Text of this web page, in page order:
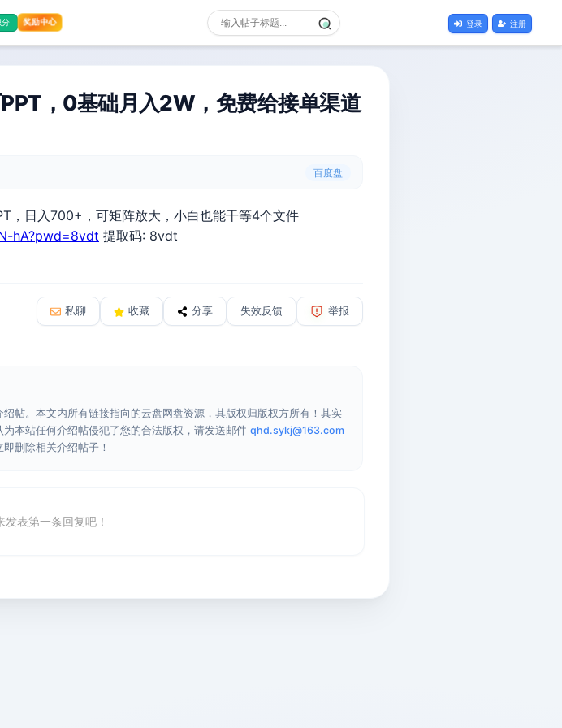
分 奖励中心 登录 注册
，0基础月入2W，免费给接单渠道
百度盘
，日入700+，可矩阵放大，小白也能干等4个文件
hA?pwd=8vdt 提取码: 8vdt
私聊 收藏 分享 失效反馈 举报
帖。本文内所有链接指向的云盘网盘资源，其版权归版权方所有！其实
本站任何介绍帖侵犯了您的合法版权，请发送邮件 qhd.sykj@163.com
删除相关介绍帖子！
表第一条回复吧！